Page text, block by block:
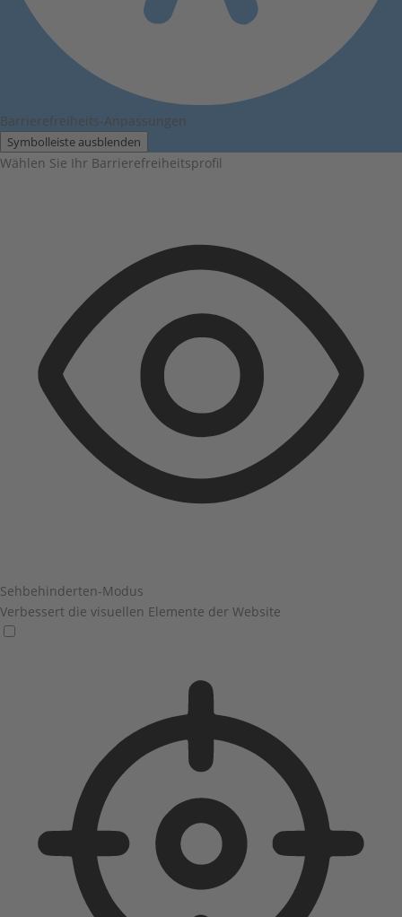
Barrierefreiheits-Anpassungen
Symbolleiste ausblenden
Wählen Sie Ihr Barrierefreiheitsprofil
Sehbehinderten-Modus
Verbessert die visuellen Elemente der Website